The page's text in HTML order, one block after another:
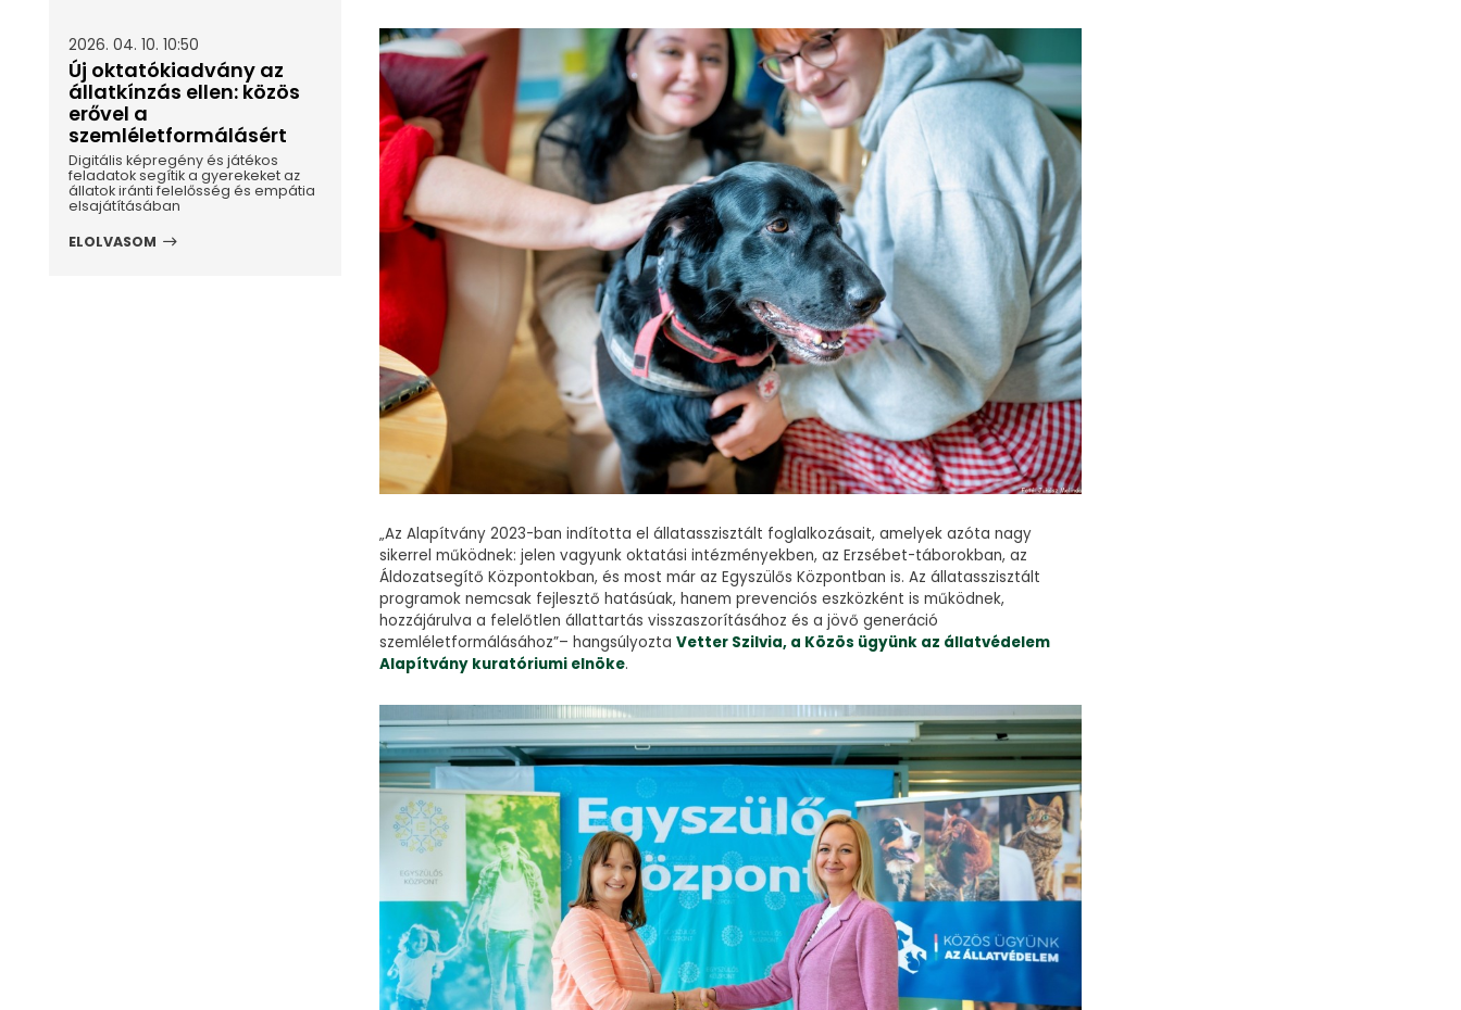
„Az Alapítvány 2023-ban indította el állatasszisztált foglalkozásait, amelyek azóta nagy
sikerrel működnek: jelen vagyunk oktatási intézményekben, az Erzsébet-táborokban, az
Áldozatsegítő Központokban, és most már az Egyszülős Központban is. Az állatasszisztált
programok nemcsak fejlesztő hatásúak, hanem prevenciós eszközként is működnek,
hozzájárulva a felelőtlen állattartás visszaszorításához és a jövő generáció
szemléletformálásához”– hangsúlyoztaVetter Szilvia, a Közös ügyünk az állatvédelem
Alapítvány kuratóriumi elnöke.
2026. 04. 10. 10:50
Új oktatókiadvány az
állatkínzás ellen: közös
erővel a
szemléletformálásért
Digitális képregény és játékos
feladatok segítik a gyerekeket az
állatok iránti felelősség és empátia
elsajátításában
ELOLVASOM